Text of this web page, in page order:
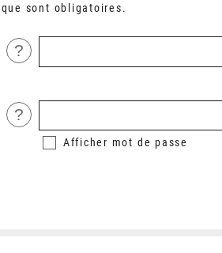
sont obligatoires.
?
?
Afficher mot de passe